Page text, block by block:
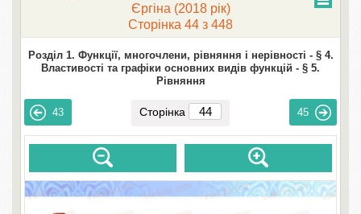
Єргіна (2018 рік)
Сторінка 44 з 448
Розділ 1. Функції, многочлени, рівняння і нерівності - § 4.
Властивості та графіки основних видів функцій - § 5.
Рівняння
43 Сторінка 45